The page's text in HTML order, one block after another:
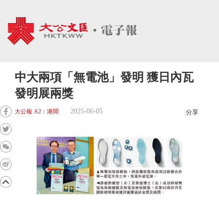
中大兩項「無電池」發明 獲日內瓦
發明展兩獎
大公報 A2：港聞 2025-06-05 分享